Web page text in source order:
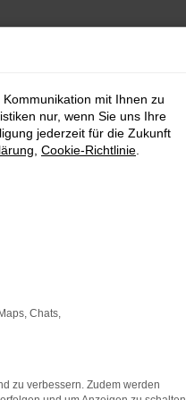
anderen Browser oder
mehr unterstützt werden.
mit Ihnen zu
nur, wenn Sie uns Ihre
jederzeit für die Zukunft
Cookie-Richtlinie
Chats,
zu verbessern. Zudem werden